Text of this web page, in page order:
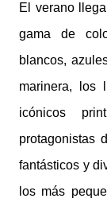
El verano
gama de
blancos,
marinera, los
icónicos
protagonistas
fantásticos y
los más